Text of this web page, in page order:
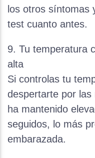
los otros síntomas
test cuanto antes.
9. Tu temperatura
alta
Si controlas tu
despertarte por
ha mantenido
seguidos, lo más
embarazada.